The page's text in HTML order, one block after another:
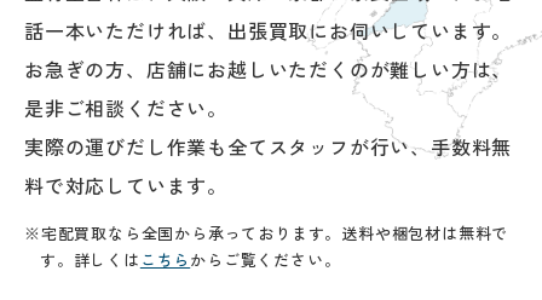
話一本いただければ、出張買取にお伺いしています。
お急ぎの方、店舗にお越しいただくのが難しい方は、
是非ご相談ください。
実際の運びだし作業も全てスタッフが行い、手数料無
料で対応しています。
宅配買取なら全国から承っております。送料や梱包材は無料で
す。詳しくは こちら からご覧ください。